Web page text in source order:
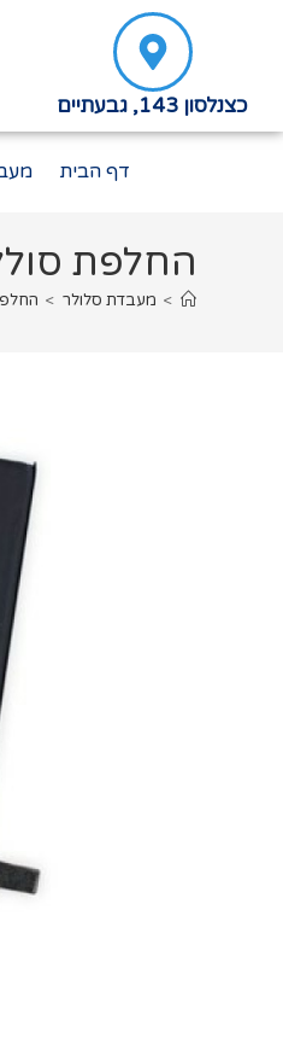
כצנלסון 143, גבעתיים
דף הבית
החלפת
> מעבדת סלולר >